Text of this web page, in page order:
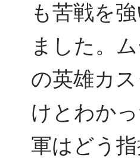
も苦戦を
ました。
の英雄カ
けとわか
軍はどう